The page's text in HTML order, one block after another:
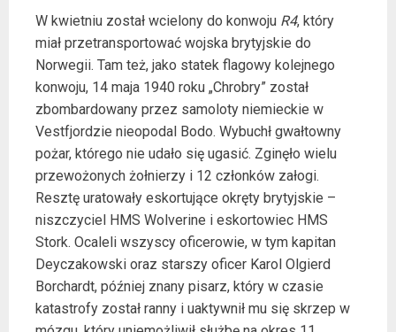
W kwietniu został wcielony do konwoju R4, który
miał przetransportować wojska brytyjskie do
Norwegii. Tam też, jako statek flagowy kolejnego
konwoju, 14 maja 1940 roku „Chrobry” został
zbombardowany przez samoloty niemieckie w
Vestfjordzie nieopodal Bodo. Wybuchł gwałtowny
pożar, którego nie udało się ugasić. Zginęło wielu
przewożonych żołnierzy i 12 członków załogi.
Resztę uratowały eskortujące okręty brytyjskie –
niszczyciel HMS Wolverine i eskortowiec HMS
Stork. Ocaleli wszyscy oficerowie, w tym kapitan
Deyczakowski oraz starszy oficer Karol Olgierd
Borchardt, później znany pisarz, który w czasie
katastrofy został ranny i uaktywnił mu się skrzep w